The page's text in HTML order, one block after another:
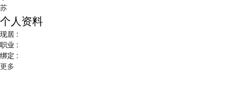
个人资料
现居 :
职业 :
绑定 :
更多